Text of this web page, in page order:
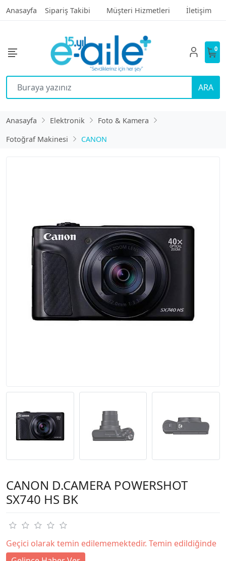
Anasayfa Sipariş Takibi Müşteri Hizmetleri İletişim
ARA
0
Anasayfa Elektronik
Foto & Kamera
Fotoğraf Makinesi
CANON
CANON D.CAMERA POWERSHOT
SX740 HS BK
Geçici olarak temin edilememektedir. Temin edildiğinde